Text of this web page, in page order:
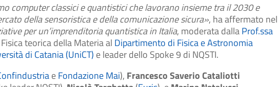
computer classici e quantistici che lavorano insieme tra il 2030 e
della sensoristica e della comunicazione sicura», ha affermato nel
per un’imprenditoria quantistica in Italia, moderata dallaProf.ssa
teorica della Materia al Dipartimento di Fisica e Astronomia
di Catania (UniCT) e leader dello Spoke 9 di NQSTI.
eFondazione Mai), Francesco Saverio Cataliotti